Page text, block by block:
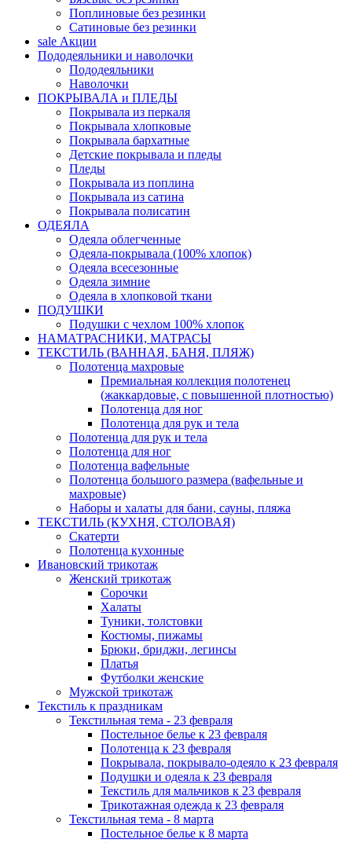
Поплиновые без резинки
Сатиновые без резинки
sale Акции
Пододеяльники и наволочки
Пододеяльники
Наволочки
ПОКРЫВАЛА и ПЛЕДЫ
Покрывала из перкаля
Покрывала хлопковые
Покрывала бархатные
Детские покрывала и пледы
Пледы
Покрывала из поплина
Покрывала из сатина
Покрывала полисатин
ОДЕЯЛА
Одеяла облегченные
Одеяла-покрывала (100% хлопок)
Одеяла всесезонные
Одеяла зимние
Одеяла в хлопковой ткани
ПОДУШКИ
Подушки с чехлом 100% хлопок
НАМАТРАСНИКИ, МАТРАСЫ
ТЕКСТИЛЬ (ВАННАЯ, БАНЯ, ПЛЯЖ)
Полотенца махровые
Премиальная коллекция полотенец
(жаккардовые, с повышенной плотностью)
Полотенца для ног
Полотенца для рук и тела
Полотенца для рук и тела
Полотенца для ног
Полотенца вафельные
Полотенца большого размера (вафельные и
махровые)
Наборы и халаты для бани, сауны, пляжа
ТЕКСТИЛЬ (КУХНЯ, СТОЛОВАЯ)
Скатерти
Полотенца кухонные
Ивановский трикотаж
Женский трикотаж
Сорочки
Халаты
Туники, толстовки
Костюмы, пижамы
Брюки, бриджи, легинсы
Платья
Футболки женские
Мужской трикотаж
Текстиль к праздникам
Текстильная тема - 23 февраля
Постельное белье к 23 февраля
Полотенца к 23 февраля
Покрывала, покрывало-одеяло к 23 февраля
Подушки и одеяла к 23 февраля
Текстиль для мальчиков к 23 февраля
Трикотажная одежда к 23 февраля
Текстильная тема - 8 марта
Постельное белье к 8 марта